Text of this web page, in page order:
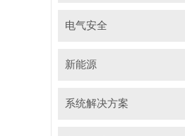
电气安全
新能源
系统解决方案